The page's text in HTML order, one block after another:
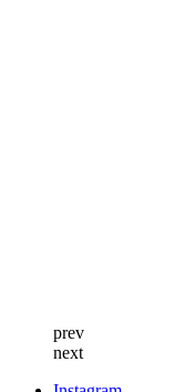
prev
next